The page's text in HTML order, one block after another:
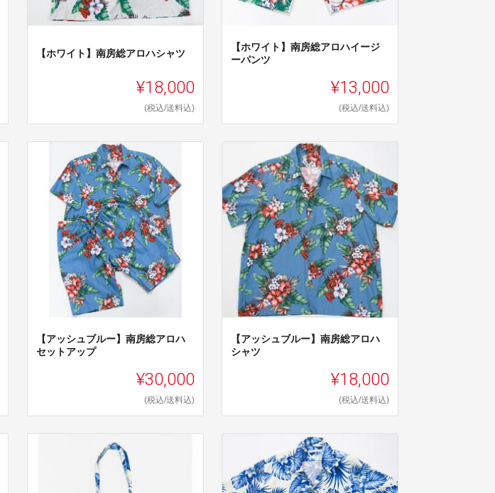
【ホワイト】南房総アロハシャツ
¥18,000
(税込/送料込)
【ホワイト】南房総アロハイージ
ーパンツ
¥13,000
(税込/送料込)
【アッシュブルー】南房総アロハ
セットアップ
¥30,000
(税込/送料込)
【アッシュブルー】南房総アロハ
シャツ
¥18,000
(税込/送料込)